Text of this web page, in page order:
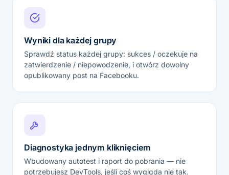
Wyniki dla każdej grupy
Sprawdź status każdej grupy: sukces / oczekuje na
zatwierdzenie / niepowodzenie, i otwórz dowolny
opublikowany post na Facebooku.
Diagnostyka jednym kliknięciem
Wbudowany autotest i raport do pobrania — nie
potrzebujesz DevTools, jeśli coś wygląda nie tak.